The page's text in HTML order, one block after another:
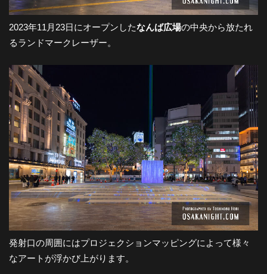
景
と
都
市
風
景
探
2023年11月23日にオープンしたなんば広場の中央から放たれ
るランドマークレーザー。
発射口の周囲にはプロジェクションマッピングによって様々
なアートが浮かび上がります。